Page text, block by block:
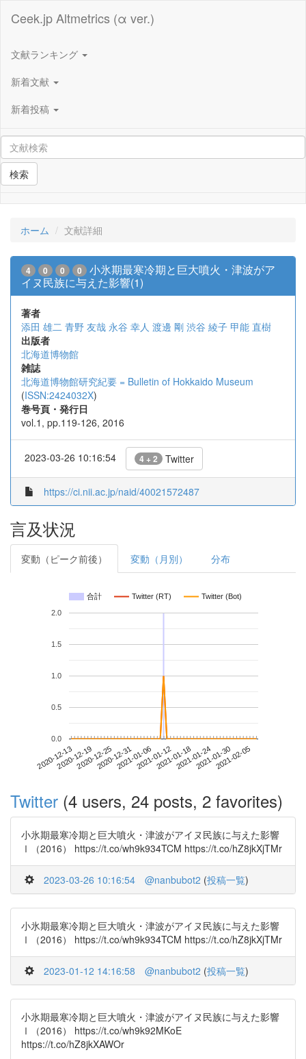
Ceek.jp Altmetrics (α ver.)
文献ランキング
新着文献
新着投稿
検索
ホーム 文献詳細
4 0 0 0
小氷期最寒冷期と巨大噴火・津波がア
イヌ民族に与えた影響(1)
著者
添田 雄二 青野 友哉 永谷 幸人 渡邊 剛 渋谷 綾子 甲能 直樹
出版者
北海道博物館
雑誌
北海道博物館研究紀要 = Bulletin of Hokkaido Museum
(ISSN:2424032X)
巻号頁・発行日
vol.1, pp.119-126, 2016
2023-03-26 10:16:54 4 + 2 Twitter
https://ci.nii.ac.jp/naid/40021572487
言及状況
変動（ピーク前後） 変動（月別） 分布
合計 Twitter (RT) Twitter (Bot)
2020-12-132020-12-192020-12-252020-12-312021-01-062021-01-122021-01-182021-01-242021-01-302021-02-05
0.0
0.5
1.0
1.5
2.0
Twitter (4 users, 24 posts, 2 favorites)
小氷期最寒冷期と巨大噴火・津波がアイヌ民族に与えた影響
Ⅰ（2016） https://t.co/wh9k934TCM https://t.co/hZ8jkXjTMr
2023-03-26 10:16:54 @nanbubot2 (投稿一覧)
小氷期最寒冷期と巨大噴火・津波がアイヌ民族に与えた影響
Ⅰ（2016） https://t.co/wh9k934TCM https://t.co/hZ8jkXjTMr
2023-01-12 14:16:58 @nanbubot2 (投稿一覧)
小氷期最寒冷期と巨大噴火・津波がアイヌ民族に与えた影響
Ⅰ（2016） https://t.co/wh9k92MKoE
https://t.co/hZ8jkXAWOr